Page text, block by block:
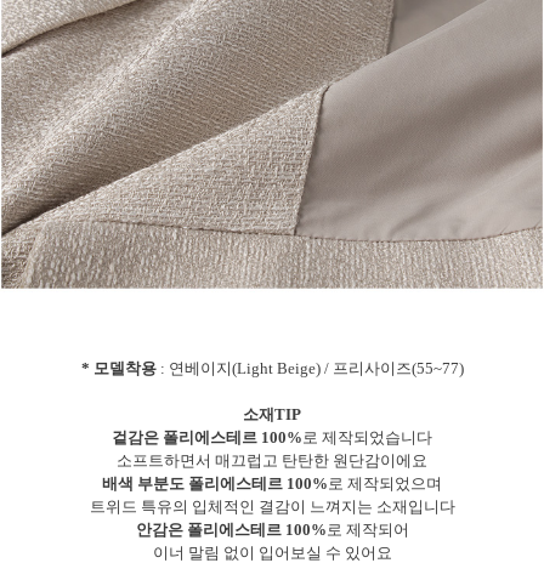
* 모델착용: 연베이지(Light Beige) / 프리사이즈(55~77)
소재TIP
겉감은 폴리에스테르 100% 로 제작되었습니다
소프트하면서 매끄럽고 탄탄한 원단감이에요
배색 부분도 폴리에스테르 100% 로 제작되었으며
트위드 특유의 입체적인 결감이 느껴지는 소재입니다
안감은 폴리에스테르 100% 로 제작되어
이너 말림 없이 입어보실 수 있어요